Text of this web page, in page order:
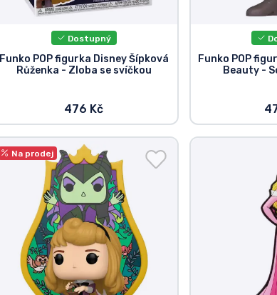
Dostupný
Funko POP figurka Disney Šípková
Růženka - Zloba se svíčkou
476 Kč
Funko POP
Beauty -
Na prodej